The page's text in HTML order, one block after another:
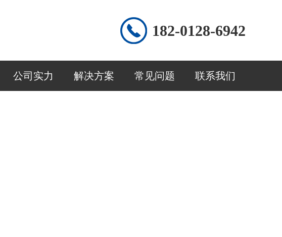
182-0128-6942
公司实力 解决方案 常见问题 联系我们